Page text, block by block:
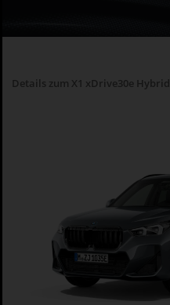
Details zum X1 xDrive30e Hybrid